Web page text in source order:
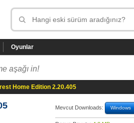
Oyunlar
aşağı in!
Home Edition 2.20.405
Mevcut Downloads: Windows